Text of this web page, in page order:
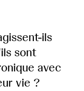
ils
sont
avec
vie ?